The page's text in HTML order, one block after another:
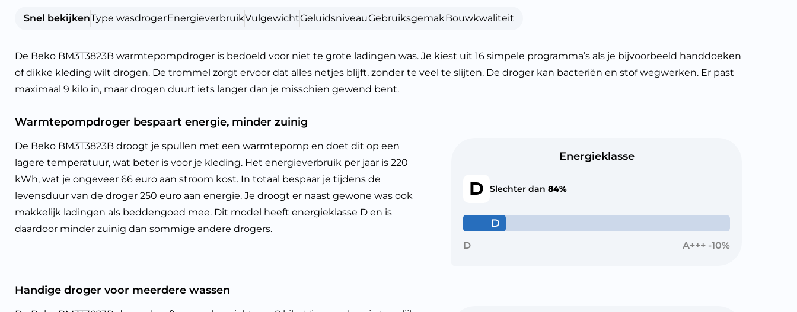
Snel bekijkenType wasdrogerEnergieverbruikVulgewichtGeluidsniveauGebruiksgemakBouwkwaliteit
De Beko BM3T3823B warmtepompdroger is bedoeld voor niet te grote ladingen was. Je kiest uit 16 simpele programma’s als je bijvoorbeeld handdoeken
of dikke kleding wilt drogen. De trommel zorgt ervoor dat alles netjes blijft, zonder te veel te slijten. De droger kan bacteriën en stof wegwerken. Er past
maximaal 9 kilo in, maar drogen duurt iets langer dan je misschien gewend bent.
Warmtepompdroger bespaart energie, minder zuinig
De Beko BM3T3823B droogt je spullen met een warmtepomp en doet dit op een
lagere temperatuur, wat beter is voor je kleding. Het energieverbruik per jaar is 220
kWh, wat je ongeveer 66 euro aan stroom kost. In totaal bespaar je tijdens de
levensduur van de droger 250 euro aan energie. Je droogt er naast gewone was ook
makkelijk ladingen als beddengoed mee. Dit model heeft energieklasse D en is
daardoor minder zuinig dan sommige andere drogers.
Energieklasse
D Slechter dan 84%
D
D A+++ -10%
Handige droger voor meerdere wassen